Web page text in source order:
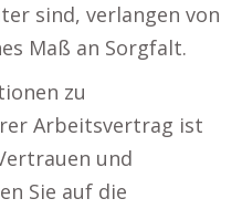
sind, verlangen von
Maß an Sorgfalt.
zu
Arbeitsvertrag ist
und
Sie auf die